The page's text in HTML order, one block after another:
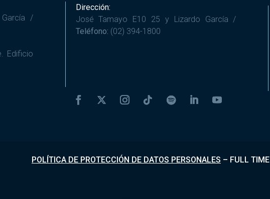
/
Edificio
Dirección:
José Tamayo E10 25 y Lizardo García /
Teléfono: (02) 394-1800
POLÍTICA DE PROTECCIÓN DE DATOS PERSONALES – FULL TIME